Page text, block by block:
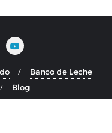
Banco de Leche
Blog